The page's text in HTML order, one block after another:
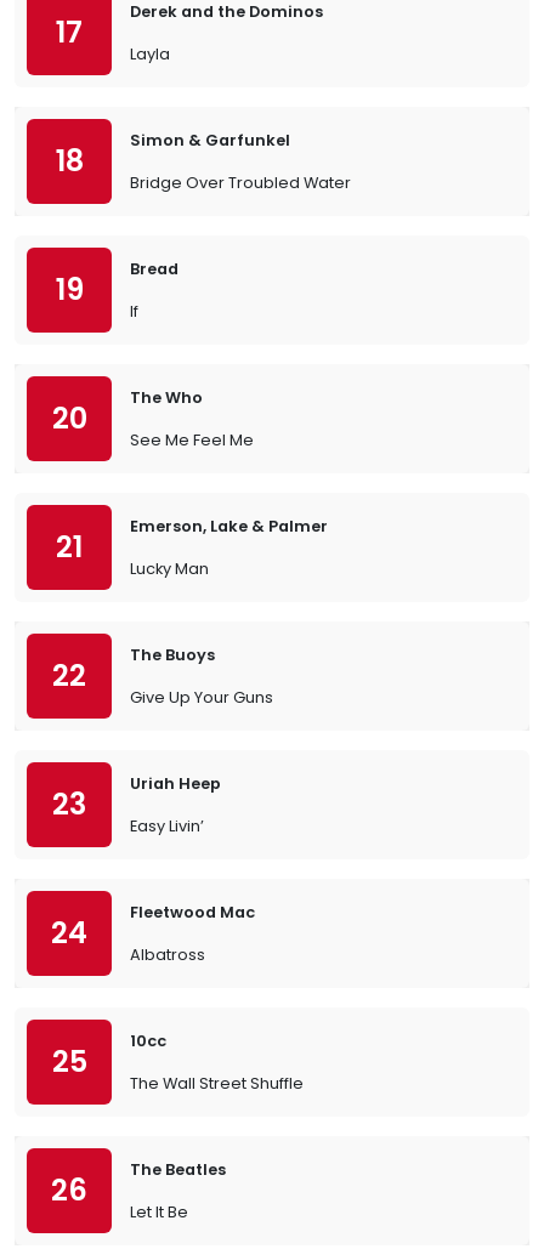
17
Derek and the Dominos
Layla
18
Simon & Garfunkel
Bridge Over Troubled Water
19
Bread
If
20
The Who
See Me Feel Me
21
Emerson, Lake & Palmer
Lucky Man
22
The Buoys
Give Up Your Guns
23
Uriah Heep
Easy Livin’
24
Fleetwood Mac
Albatross
25
10cc
The Wall Street Shuffle
26
The Beatles
Let It Be